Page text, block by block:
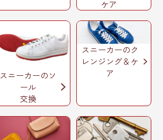
ケア
スニーカーのソ
ール
交換
スニーカーのク
レンジング＆ケ
ア